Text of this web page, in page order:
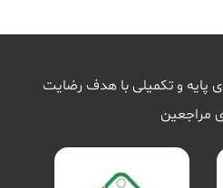
پایه و تکمیلی با هدف رضایت
مراجعین